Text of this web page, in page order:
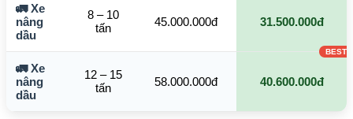
🚛 Xe
nâng
dầu
8 – 10
tấn
45.000.000đ 31.500.000đ
🚛 Xe
nâng
dầu
12 – 15
tấn
58.000.000đ 40.600.000đ